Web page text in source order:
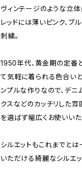
ヴィンテージのような立体
レッドには薄いピンク、ブ
刺繍。
1950年代、黄金期の定番
て気軽に着られる色合い
ンプルな作りなので、デニ
クスなどのカッチリした
を選ばず幅広くお使いいた
シルエットもこれまでとは
いただける綺麗なシルエ